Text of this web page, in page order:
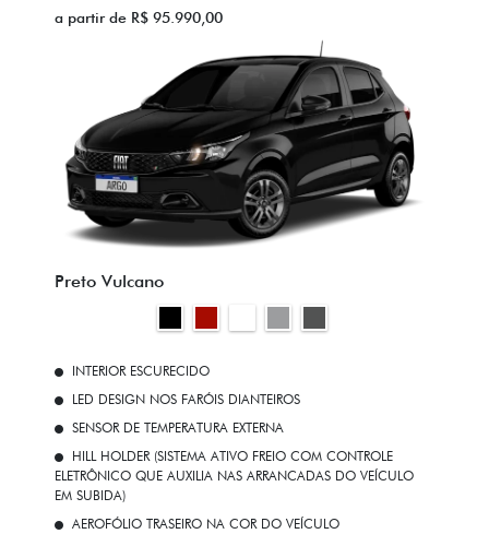
a partir de R$ 95.990,00
Preto Vulcano
INTERIOR ESCURECIDO
LED DESIGN NOS FARÓIS DIANTEIROS
SENSOR DE TEMPERATURA EXTERNA
HILL HOLDER (SISTEMA ATIVO FREIO COM CONTROLE
ELETRÔNICO QUE AUXILIA NAS ARRANCADAS DO VEÍCULO
EM SUBIDA)
AEROFÓLIO TRASEIRO NA COR DO VEÍCULO